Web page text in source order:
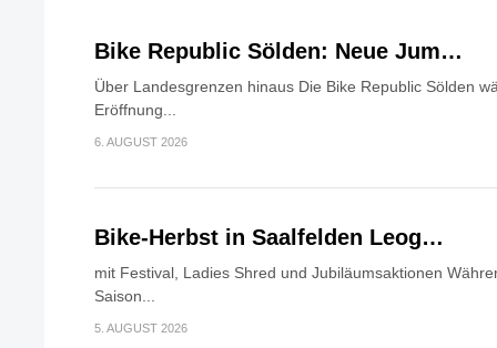
Bike Republic Sölden: Neue Jum…
Über Landesgrenzen hinaus Die Bike Republic Sölden
Eröffnung...
6. AUGUST 2026
Bike-Herbst in Saalfelden Leog…
mit Festival, Ladies Shred und Jubiläumsaktionen
Saison...
5. AUGUST 2026